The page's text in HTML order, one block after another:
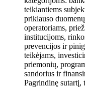
teikiantiems
priklauso
operatoriams,
institucijoms,
prevencijos ir
teikėjams,
priemonių,
sandorius ir
Pagrindinę sutartį,